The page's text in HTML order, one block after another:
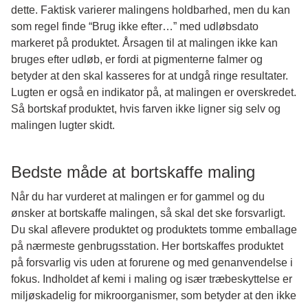
dette. Faktisk varierer malingens holdbarhed, men du kan
som regel finde “Brug ikke efter…” med udløbsdato
markeret på produktet. Årsagen til at malingen ikke kan
bruges efter udløb, er fordi at pigmenterne falmer og
betyder at den skal kasseres for at undgå ringe resultater.
Lugten er også en indikator på, at malingen er overskredet.
Så bortskaf produktet, hvis farven ikke ligner sig selv og
malingen lugter skidt.
Bedste måde at bortskaffe maling
Når du har vurderet at malingen er for gammel og du
ønsker at bortskaffe malingen, så skal det ske forsvarligt.
Du skal aflevere produktet og produktets tomme emballage
på nærmeste genbrugsstation. Her bortskaffes produktet
på forsvarlig vis uden at forurene og med genanvendelse i
fokus. Indholdet af kemi i maling og især træbeskyttelse er
miljøskadelig for mikroorganismer, som betyder at den ikke